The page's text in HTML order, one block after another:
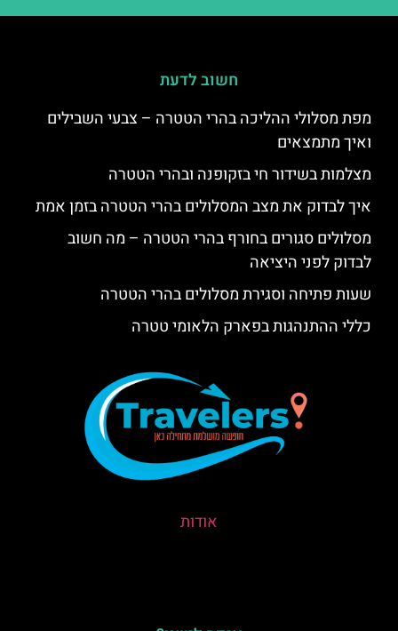
חשוב לדעת
מפת מסלולי ההליכה בהרי הטטרה – צבעי השבילים
ואיך מתמצאים
מצלמות בשידור חי בזקופנה ובהרי הטטרה
איך לבדוק את מצב המסלולים בהרי הטטרה בזמן אמת
מסלולים סגורים בחורף בהרי הטטרה – מה חשוב
לבדוק לפני היציאה
שעות פתיחה וסגירת מסלולים בהרי הטטרה
כללי ההתנהגות בפארק הלאומי טטרה
אודות